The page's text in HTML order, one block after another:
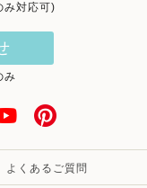
み対応可)
み
よくあるご質問